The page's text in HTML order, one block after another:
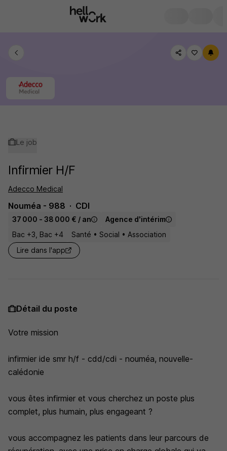
Le job
Infirmier H/F
Adecco Medical
Nouméa - 988 CDI
37 000 - 38 000 € / an
Agence d'intérim
Bac +3, Bac +4
Santé • Social • Association
Lire dans l'app
Détail du poste
Votre mission
infirmier ide smr h/f - cdd/cdi - nouméa, nouvelle-
calédonie
vous êtes infirmier et vous cherchez un poste plus
complet, plus humain, plus engageant ?
vous accompagnez les patients dans leur parcours de